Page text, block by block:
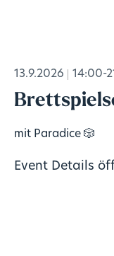
13.9.2026 14:00-
mit Paradice 🎲
Event Details